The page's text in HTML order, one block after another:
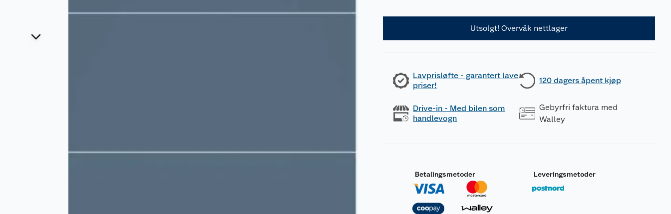
Utsolgt! Overvåk nettlager
Lavprisløfte - garantert lave
priser!
120 dagers åpent kjøp
Drive-in - Med bilen som
handlevogn
Gebyrfri faktura med
Walley
Betalingsmetoder Leveringsmetoder